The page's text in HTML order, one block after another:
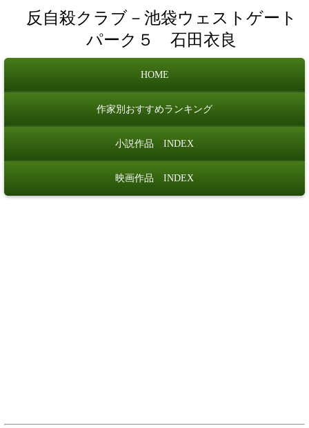
反自殺クラブ－池袋ウェストゲート
パーク５ 石田衣良
HOME
作家別おすすめランキング
小説作品 INDEX
映画作品 INDEX